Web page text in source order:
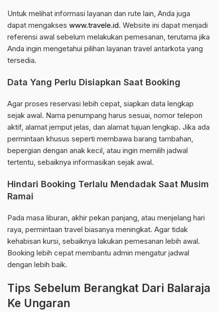
Untuk melihat informasi layanan dan rute lain, Anda juga
dapat mengakses www.travele.id. Website ini dapat menjadi
referensi awal sebelum melakukan pemesanan, terutama jika
Anda ingin mengetahui pilihan layanan travel antarkota yang
tersedia.
Data Yang Perlu Disiapkan Saat Booking
Agar proses reservasi lebih cepat, siapkan data lengkap
sejak awal. Nama penumpang harus sesuai, nomor telepon
aktif, alamat jemput jelas, dan alamat tujuan lengkap. Jika ada
permintaan khusus seperti membawa barang tambahan,
bepergian dengan anak kecil, atau ingin memilih jadwal
tertentu, sebaiknya informasikan sejak awal.
Hindari Booking Terlalu Mendadak Saat Musim
Ramai
Pada masa liburan, akhir pekan panjang, atau menjelang hari
raya, permintaan travel biasanya meningkat. Agar tidak
kehabisan kursi, sebaiknya lakukan pemesanan lebih awal.
Booking lebih cepat membantu admin mengatur jadwal
dengan lebih baik.
Tips Sebelum Berangkat Dari Balaraja
Ke Ungaran